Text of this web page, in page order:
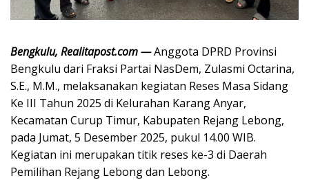
Bengkulu, Realitapost.com —Anggota DPRD Provinsi
Bengkulu dari Fraksi Partai NasDem, Zulasmi Octarina,
S.E., M.M., melaksanakan kegiatan Reses Masa Sidang
Ke III Tahun 2025 di Kelurahan Karang Anyar,
Kecamatan Curup Timur, Kabupaten Rejang Lebong,
pada Jumat, 5 Desember 2025, pukul 14.00 WIB.
Kegiatan ini merupakan titik reses ke-3 di Daerah
Pemilihan Rejang Lebong dan Lebong.